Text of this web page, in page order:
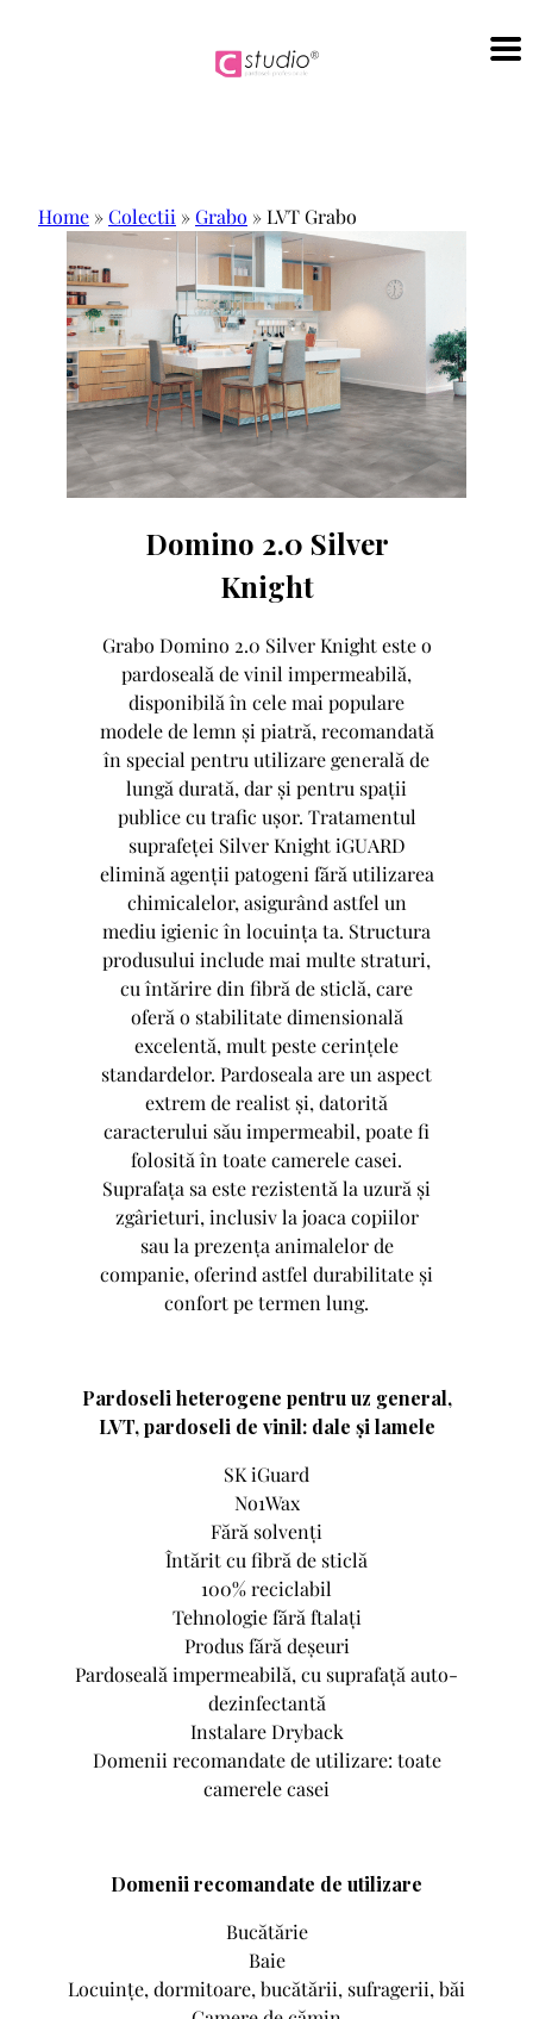
Home »Colectii »Grabo »LVT Grabo
Domino 2.0 Silver
Knight
Grabo Domino 2.0 Silver Knight este o
pardoseală de vinil impermeabilă,
disponibilă în cele mai populare
modele de lemn și piatră, recomandată
în special pentru utilizare generală de
lungă durată, dar și pentru spații
publice cu trafic ușor. Tratamentul
suprafeței Silver Knight iGUARD
elimină agenții patogeni fără utilizarea
chimicalelor, asigurând astfel un
mediu igienic în locuința ta. Structura
produsului include mai multe straturi,
cu întărire din fibră de sticlă, care
oferă o stabilitate dimensională
excelentă, mult peste cerințele
standardelor. Pardoseala are un aspect
extrem de realist și, datorită
caracterului său impermeabil, poate fi
folosită în toate camerele casei.
Suprafața sa este rezistentă la uzură și
zgârieturi, inclusiv la joaca copiilor
sau la prezența animalelor de
companie, oferind astfel durabilitate și
confort pe termen lung.
Pardoseli heterogene pentru uz general,
LVT, pardoseli de vinil: dale și lamele
SK iGuard
No1Wax
Fără solvenți
Întărit cu fibră de sticlă
100% reciclabil
Tehnologie fără ftalați
Produs fără deșeuri
Pardoseală impermeabilă, cu suprafață auto-
dezinfectantă
Instalare Dryback
Domenii recomandate de utilizare: toate
camerele casei
Domenii recomandate de utilizare
Bucătărie
Baie
Locuințe, dormitoare, bucătării, sufragerii, băi